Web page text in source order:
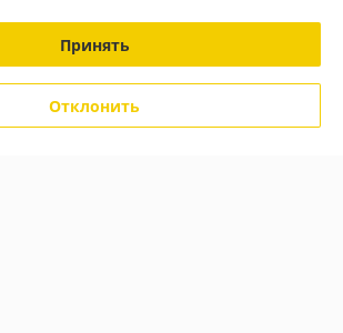
Deal.by
Принять
Отклонить